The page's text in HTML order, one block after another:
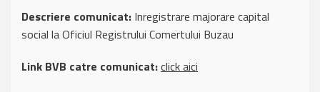
Descriere comunicat: Inregistrare majorare capital
social la Oficiul Registrului Comertului Buzau
Link BVB catre comunicat:click aici